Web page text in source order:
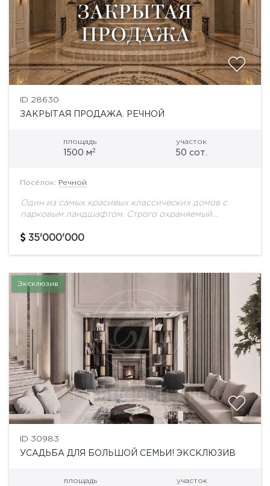
ID 28630
ЗАКРЫТАЯ ПРОДАЖА. РЕЧНОЙ
площадь
1500 м2
участок
50 сот.
Посёлок: Речной
Один из самых красивых классических домов с
парковым ландшафтом. Строго охраняемый
отделка интерьеров, натуральные материалы,
35'000'000
Эксклюзив
ID 30983
УСАДЬБА ДЛЯ БОЛЬШОЙ СЕМЬИ! ЭКСКЛЮЗИВ
площадь участок